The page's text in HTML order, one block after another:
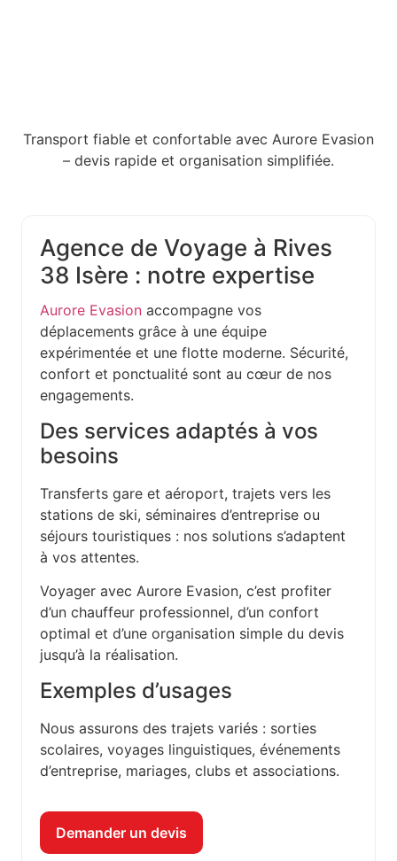
Transport fiable et confortable avec Aurore Evasion
– devis rapide et organisation simplifiée.
Agence de Voyage à Rives
38 Isère : notre expertise
Aurore Evasion accompagne vos
déplacements grâce à une équipe
expérimentée et une flotte moderne. Sécurité,
confort et ponctualité sont au cœur de nos
engagements.
Des services adaptés à vos
besoins
Transferts gare et aéroport, trajets vers les
stations de ski, séminaires d’entreprise ou
séjours touristiques : nos solutions s’adaptent
à vos attentes.
Voyager avec Aurore Evasion, c’est profiter
d’un chauffeur professionnel, d’un confort
optimal et d’une organisation simple du devis
jusqu’à la réalisation.
Exemples d’usages
Nous assurons des trajets variés : sorties
scolaires, voyages linguistiques, événements
d’entreprise, mariages, clubs et associations.
Demander un devis